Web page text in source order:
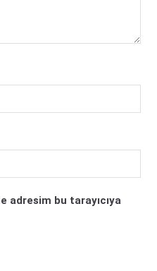
adresim bu tarayıcıya